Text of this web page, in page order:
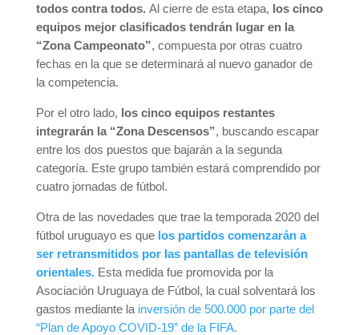
todos contra todos. Al cierre de esta etapa, los cinco
equipos mejor clasificados tendrán lugar en la
“Zona Campeonato”, compuesta por otras cuatro
fechas en la que se determinará al nuevo ganador de
la competencia.
Por el otro lado, los cinco equipos restantes
integrarán la “Zona Descensos”, buscando escapar
entre los dos puestos que bajarán a la segunda
categoría. Este grupo también estará comprendido por
cuatro jornadas de fútbol.
Otra de las novedades que trae la temporada 2020 del
fútbol uruguayo es que los partidos comenzarán a
ser retransmitidos por las pantallas de televisión
orientales.Esta medida fue promovida por la
Asociación Uruguaya de Fútbol, la cual solventará los
gastos mediante la inversión de 500.000 por parte del
“Plan de Apoyo COVID-19” de la FIFA.